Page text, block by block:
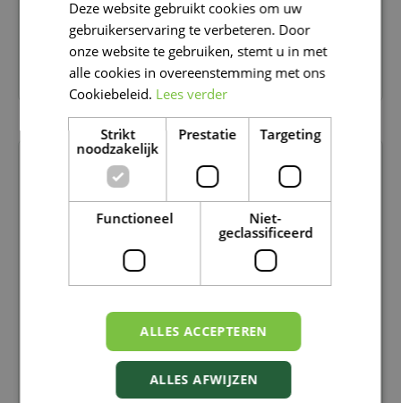
CHLOROPHYTUM
Deze website gebruikt cookies om uw
gebruikerservaring te verbeteren. Door
onze website te gebruiken, stemt u in met
alle cookies in overeenstemming met ons
Cookiebeleid. Lees verder
Strikt
noodzakelijk
Prestatie Targeting
Functioneel
Niet-
geclassificeerd
ALLES ACCEPTEREN
ALLES AFWIJZEN